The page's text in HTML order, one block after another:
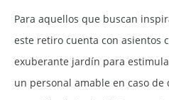
Para aquellos que buscan
este retiro cuenta con asientos
exuberante jardín para
un personal amable en caso